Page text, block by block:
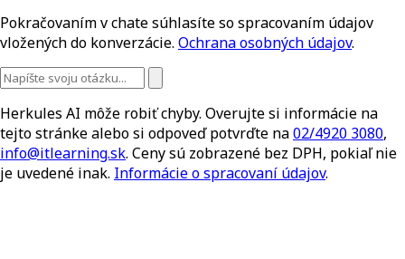
Pokračovaním v chate súhlasíte so spracovaním údajov
vložených do konverzácie. Ochrana osobných údajov.
Herkules AI môže robiť chyby. Overujte si informácie na
tejto stránke alebo si odpoveď potvrďte na02/4920 3080,
info@itlearning.sk. Ceny sú zobrazené bez DPH, pokiaľ nie
je uvedené inak. Informácie o spracovaní údajov.